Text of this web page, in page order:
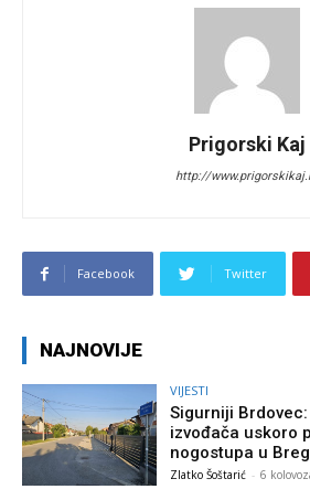
Prigorski Kaj
http://
Facebook Twitter
NAJNOVIJE
VIJESTI
Sigurniji
izvođača uskoro
nogostupa u
Zlatko Šoštarić - 6